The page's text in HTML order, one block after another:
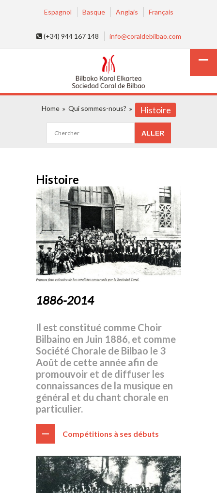
Espagnol Basque Anglais Français
(+34) 944 167 148 info@coraldebilbao.com
Home Qui sommes-nous? Histoire
Histoire
1886-2014
Il est constitué comme Choir
Bilbaino en Juin 1886, et comme
Société Chorale de Bilbao le 3
Août de cette année afin de
promouvoir et de diffuser les
connaissances de la musique en
général et du chant chorale en
particulier.
Compétitions à ses débuts